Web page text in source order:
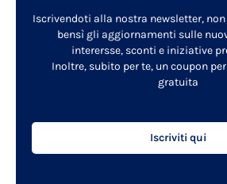
Iscrivendoti alla nostra newsletter,
bensì gli aggiornamenti sulle
interersse, sconti e iniziative
Inoltre, subito per te, un coupon
gratuita
Iscriviti qui